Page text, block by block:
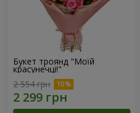
Букет троянд "Моїй
красунечці!"
2 554 грн